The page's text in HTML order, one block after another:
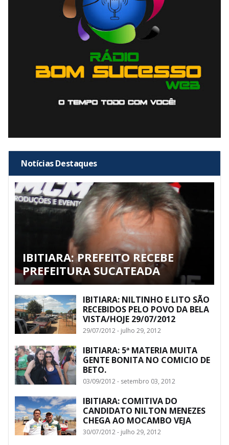
Notícias Destaques
IBITIARA: PREFEITO RECEBE
PREFEITURA SUCATEADA
IBITIARA: NILTINHO E LITO SÃO
RECEBIDOS PELO POVO DA BELA
VISTA/HOJE 29/07/2012
29/07/2012 - julho 29, 2012
IBITIARA: 5ª MATERIA MUITA
GENTE BONITA NO COMICIO DE
BETO.
03/09/2012 - setembro 03, 2012
IBITIARA: COMITIVA DO
CANDIDATO NILTON MENEZES
CHEGA AO MOCAMBO VEJA
30/07/2012 - julho 29, 2012